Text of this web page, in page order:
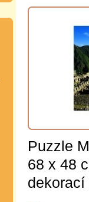
Puzzle
68 x 48
dekorací